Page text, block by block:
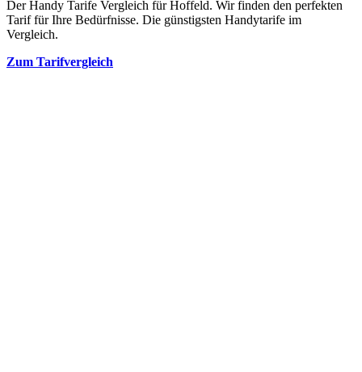
Der Handy Tarife Vergleich für Hoffeld. Wir finden den perfekten
Tarif für Ihre Bedürfnisse. Die günstigsten Handytarife im
Vergleich.
Zum Tarifvergleich